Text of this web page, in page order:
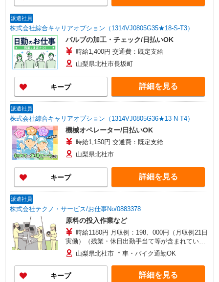
派遣社員
株式会社綜合キャリアオプション（1314VJ0805G35★18-S-T3）
バルブの加工・チェック/日払いOK
時給1,400円 交通費：既定支給
山梨県北杜市長坂町
キープ 詳細を見る
派遣社員
株式会社綜合キャリアオプション（1314VJ0805G36★13-N-T4）
機械オペレーター/日払いOK
時給1,150円 交通費：既定支給
山梨県北杜市
キープ 詳細を見る
派遣社員
株式会社テクノ・サービス/お仕事No/0883378
原料の投入作業など
時給1180円 月収例：198、000円（月収例21日
実働）（残業・休日出勤手当て等が含まれていま
す） 交通費全額支給
山梨県北杜市 ＊車・バイク通勤OK
キープ 詳細を見る